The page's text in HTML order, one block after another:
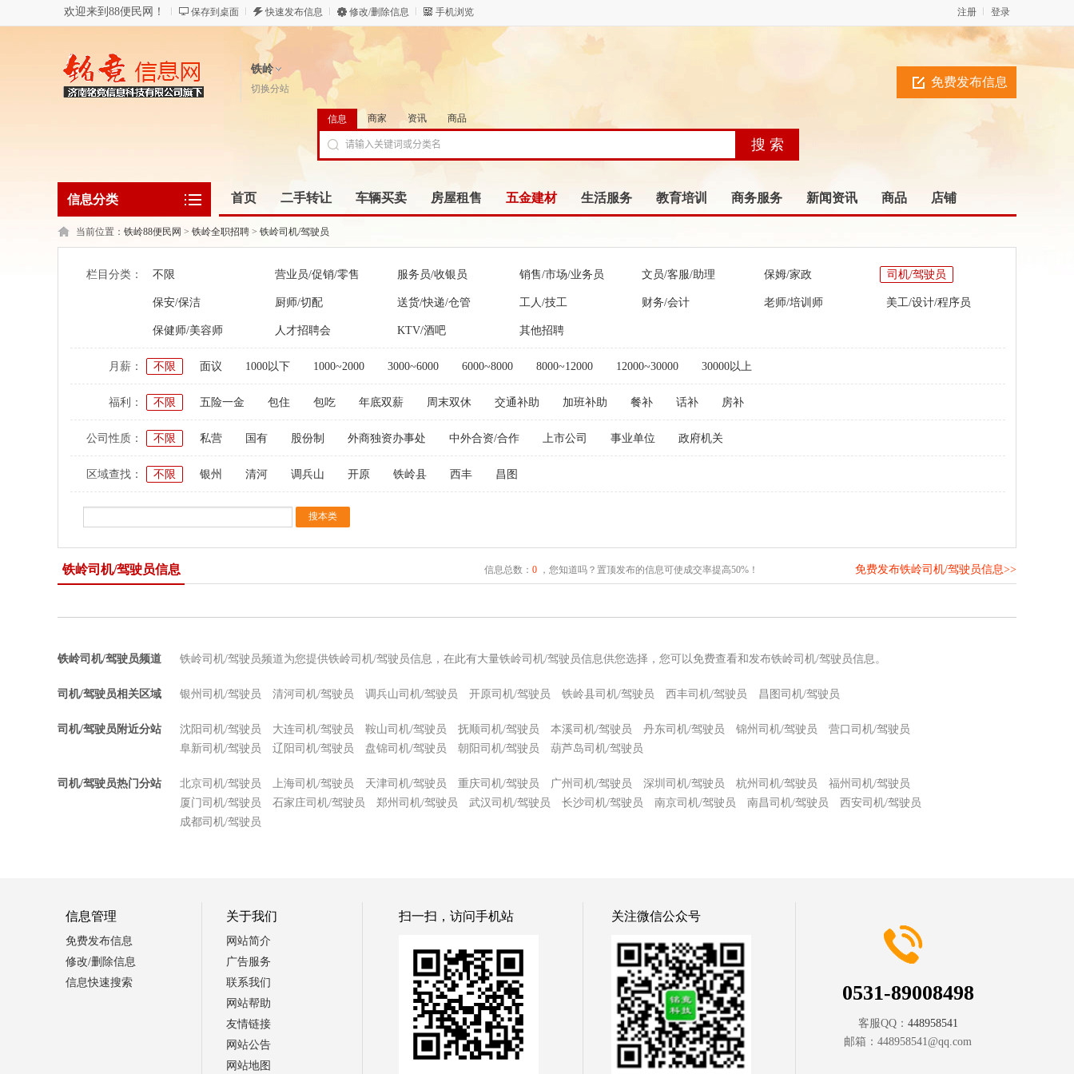
欢迎来到88便民网！ 保存到桌面 快速发布信息 修改/删除信息 手机浏览 登录
注册
铁岭
切换分站 免费发布信息
信息 商家 资讯 商品
信息分类 首页 二手转让 车辆买卖 房屋租售 五金建材 生活服务 教育培训 商务服务 新闻资讯 商品 店铺
当前位置： 铁岭88便民网 > 铁岭全职招聘 > 铁岭司机/驾驶员
栏目分类： 不限 营业员/促销/零售 服务员/收银员 销售/市场/业务员 文员/客服/助理 保姆/家政 司机/驾驶员
保安/保洁 厨师/切配 送货/快递/仓管 工人/技工 财务/会计 老师/培训师 美工/设计/程序员
保健师/美容师 人才招聘会 KTV/酒吧 其他招聘
月薪： 不限 面议 1000以下 1000~2000 3000~6000 6000~8000 8000~12000 12000~30000 30000以上
福利： 不限 五险一金 包住 包吃 年底双薪 周末双休 交通补助 加班补助 餐补 话补 房补
公司性质： 不限 私营 国有 股份制 外商独资办事处 中外合资/合作 上市公司 事业单位 政府机关
区域查找： 不限 银州 清河 调兵山 开原 铁岭县 西丰 昌图
铁岭司机/驾驶员信息 信息总数： 0，您知道吗？置顶发布的信息可使成交率提高50%！ 免费发布铁岭司机/驾驶员信息>>
铁岭司机/驾驶员频道 铁岭司机/驾驶员频道为您提供铁岭司机/驾驶员信息，在此有大量铁岭司机/驾驶员信息供您选择，您可以免费查看和发布铁岭司机/驾驶员信息。
司机/驾驶员相关区域 银州司机/驾驶员 清河司机/驾驶员 调兵山司机/驾驶员 开原司机/驾驶员 铁岭县司机/驾驶员 西丰司机/驾驶员 昌图司机/驾驶员
司机/驾驶员附近分站 沈阳司机/驾驶员 大连司机/驾驶员 鞍山司机/驾驶员 抚顺司机/驾驶员 本溪司机/驾驶员 丹东司机/驾驶员 锦州司机/驾驶员
营口司机/驾驶员
阜新司机/驾驶员
辽阳司机/驾驶员 盘锦司机/驾驶员 朝阳司机/驾驶员 葫芦岛司机/驾驶员
司机/驾驶员热门分站 北京司机/驾驶员 上海司机/驾驶员 天津司机/驾驶员 重庆司机/驾驶员 广州司机/驾驶员 深圳司机/驾驶员 杭州司机/驾驶员
福州司机/驾驶员
厦门司机/驾驶员
石家庄司机/驾驶员 郑州司机/驾驶员 武汉司机/驾驶员 长沙司机/驾驶员 南京司机/驾驶员 南昌司机/驾驶员
西安司机/驾驶员
成都司机/驾驶员
信息管理
免费发布信息
修改/删除信息
信息快速搜索
关于我们
网站简介
广告服务
联系我们
网站帮助
友情链接
网站公告
网站地图
扫一扫，访问手机站 关注微信公众号
0531-89008498
客服QQ： 448958541
邮箱： 448958541@qq.com